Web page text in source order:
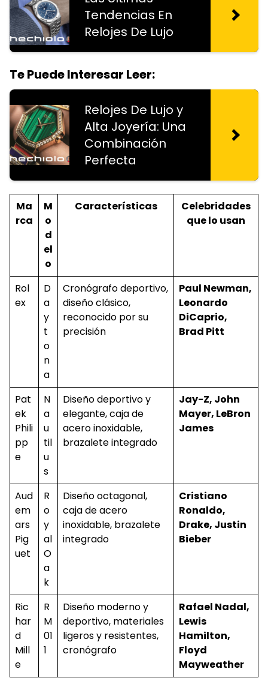
Tendencias En
Relojes De Lujo
Te Puede Interesar Leer:
Relojes De Lujo y
Alta Joyería: Una
Combinación
Perfecta
Ma
rca
M
o
d
el
o
Características
Celebridades
que lo usan
Rol
ex
D
a
y
t
o
n
a
Cronógrafo deportivo,
diseño clásico,
reconocido por su
precisión
Paul Newman,
Leonardo
DiCaprio,
Brad Pitt
Pat
ek
Phili
pp
e
N
a
u
til
u
s
Diseño deportivo y
elegante, caja de
acero inoxidable,
brazalete integrado
Jay-Z, John
Mayer, LeBron
James
Aud
em
ars
Pig
uet
R
o
y
al
O
a
k
Diseño octagonal,
caja de acero
inoxidable, brazalete
integrado
Cristiano
Ronaldo,
Drake, Justin
Bieber
Ric
har
d
Mill
e
R
M
01
1
Diseño moderno y
deportivo, materiales
ligeros y resistentes,
cronógrafo
Rafael Nadal,
Lewis
Hamilton,
Floyd
Mayweather